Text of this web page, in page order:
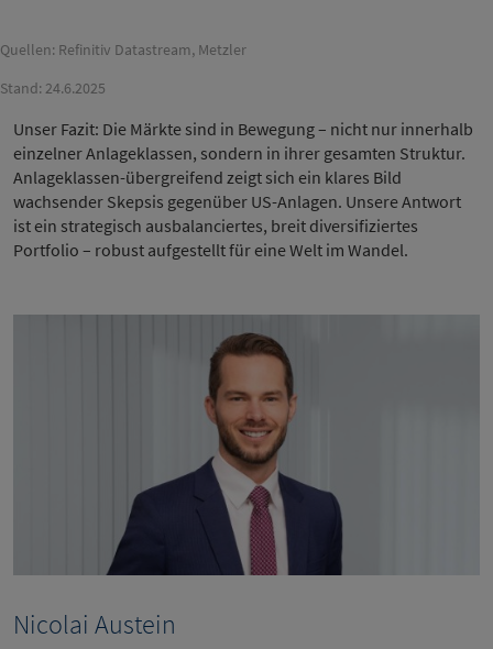
Quellen: Refinitiv Datastream, Metzler
Stand: 24.6.2025
Unser Fazit: Die Märkte sind in Bewegung – nicht nur innerhalb
einzelner Anlageklassen, sondern in ihrer gesamten Struktur.
Anlageklassen-übergreifend zeigt sich ein klares Bild
wachsender Skepsis gegenüber US-Anlagen. Unsere Antwort
ist ein strategisch ausbalanciertes, breit diversifiziertes
Portfolio – robust aufgestellt für eine Welt im Wandel.
Nicolai Austein